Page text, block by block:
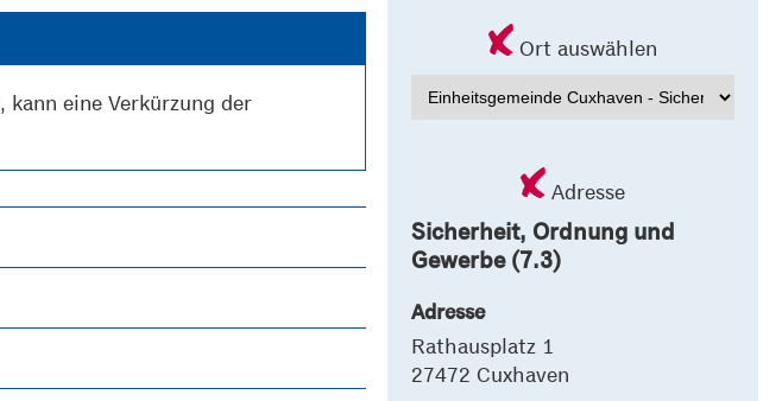
, kann eine Verkürzung der
Ort auswählen
Adresse
Sicherheit, Ordnung und
Gewerbe (7.3)
Adresse
Rathausplatz 1
27472 Cuxhaven